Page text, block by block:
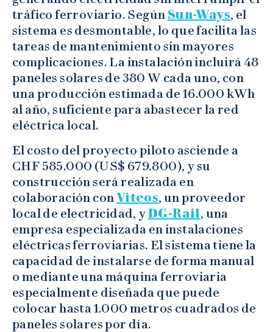
tráfico ferroviario. Según Sun-Ways, el
sistema es desmontable, lo que facilita las
tareas de mantenimiento sin mayores
complicaciones. La instalación incluirá 48
paneles solares de 380 W cada uno, con
una producción estimada de 16.000 kWh
al año, suficiente para abastecer la red
eléctrica local.
El costo del proyecto piloto asciende a
CHF 585.000 (US$ 679.800), y su
construcción será realizada en
colaboración conViteos, un proveedor
local de electricidad, yDG-Rail, una
empresa especializada en instalaciones
eléctricas ferroviarias. El sistema tiene la
capacidad de instalarse de forma manual
o mediante una máquina ferroviaria
especialmente diseñada que puede
colocar hasta 1.000 metros cuadrados de
paneles solares por día.